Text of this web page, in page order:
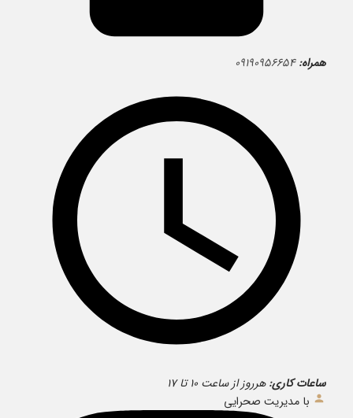
همراه: ۰۹۱۹۰۹۵۶۶۵۴
ساعات کاری: هرروز از ساعت ۱۰ تا ۱۷
با مدیریت صحرایی